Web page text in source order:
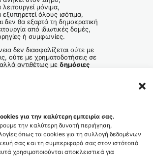
για την καλύτερη εμπειρία σας.
την καλύτερη δυνατή περιήγηση,
όπως τα cookies για τη συλλογή δεδομένων
σας και τη συμπεριφορά σας στον ιστότοπό
χρησιμοποιούνται αποκλειστικά για
λειτουργεί μόνιμα,
εξυπηρετεί όλους ισότιμα,
δεν θα εξαρτά τη δημοκρατική
από ιδιωτικές δομές,
ή συμφωνίες.
δεν διασφαλίζεται ούτε με
ούτε με χρηματοδοτήσεις σε
αντιθέτως με δημόσιες
κατεύθυνση.